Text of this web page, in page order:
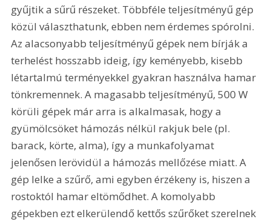
gyűjtik a sűrű részeket. Többféle teljesítményű gép
közül választhatunk, ebben nem érdemes spórolni.
Az alacsonyabb teljesítményű gépek nem bírják a
terhelést hosszabb ideig, így keményebb, kisebb
létartalmú terményekkel gyakran használva hamar
tönkremennek. A magasabb teljesítményű, 500 W
körüli gépek már arra is alkalmasak, hogy a
gyümölcsöket hámozás nélkül rakjuk bele (pl.
barack, körte, alma), így a munkafolyamat
jelenősen lerövidül a hámozás mellőzése miatt. A
gép lelke a szűrő, ami egyben érzékeny is, hiszen a
rostoktól hamar eltömődhet. A komolyabb
gépekben ezt elkerülendő kettős szűrőket szerelnek